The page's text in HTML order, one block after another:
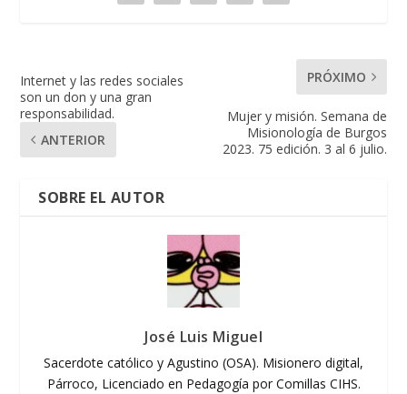
Internet y las redes sociales
son un don y una gran
responsabilidad.
ANTERIOR
PRÓXIMO
Mujer y misión. Semana de
Misionología de Burgos
2023. 75 edición. 3 al 6 julio.
SOBRE EL AUTOR
José Luis Miguel
Sacerdote católico y Agustino (OSA). Misionero digital,
Párroco, Licenciado en Pedagogía por Comillas CIHS.